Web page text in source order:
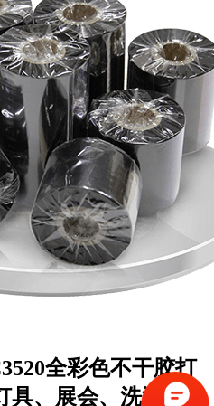
全彩色不干胶打
具、展会、洗浴用品